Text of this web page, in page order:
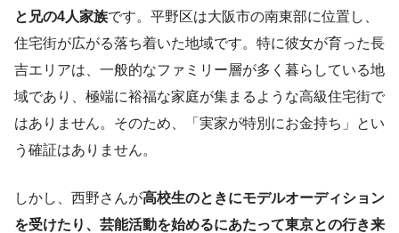
と兄の4人家族です。平野区は大阪市の南東部に位置し、
住宅街が広がる落ち着いた地域です。特に彼女が育った長
吉エリアは、一般的なファミリー層が多く暮らしている地
域であり、極端に裕福な家庭が集まるような高級住宅街で
はありません。そのため、「実家が特別にお金持ち」とい
う確証はありません。
しかし、西野さんが高校生のときにモデルオーディション
を受けたり、芸能活動を始めるにあたって東京との行き来